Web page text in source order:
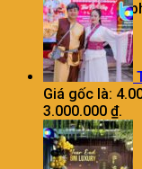
Chưa có sản
Giá gốc là:
3.000.000 ₫.